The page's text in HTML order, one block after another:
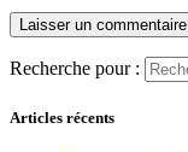
Recherche pour :
Articles récents